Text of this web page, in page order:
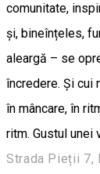
comunitate,
și, bineînțeles,
aleargă – se
încredere. Și cui
în mâncare, în
ritm. Gustul unei
Strada Pieții 7,